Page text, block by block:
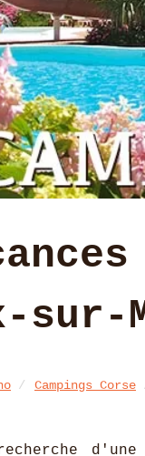
sur-
Campings Corse
d'une